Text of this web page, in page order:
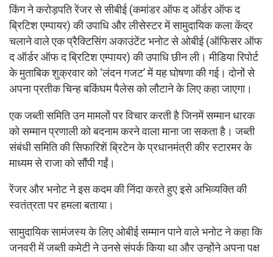
किंग ने करोड़पति रेंजर से सीबीई (कमांडर ऑफ द ऑर्डर ऑफ द
ब्रिटिश एम्पायर) की उपाधि और लीसेस्टर में सामुदायिक कला केंद्र
चलाने वाले एक प्रैक्टिसिंग अकाउंटेंट भनोट से ओबीई (ऑफिसर ऑफ
द ऑर्डर ऑफ द ब्रिटिश एम्पायर) की उपाधि छीन ली। मीडिया रिपोर्ट
के मुताबिक शुक्रवार को ‘लंदन गजट’ में यह घोषणा की गई। दोनों से
अपना प्रतीक चिन्ह बकिंघम पैलेस को लौटाने के लिए कहा जाएगा।
एक जब्ती समिति उन मामलों पर विचार करती है जिनमें सम्मान धारक
को सम्मान प्रणाली को बदनाम करने वाला माना जा सकता है। जब्ती
संबंधी समिति की सिफारिशें ब्रिटेन के प्रधानमंत्री कीर स्टारमर के
माध्यम से राजा को सौंपी गईं।
रेंजर और भनोट ने इस कदम की निंदा करते हुए इसे अभिव्यक्ति की
स्वतंत्रता पर हमला बताया।
सामुदायिक सामंजस्य के लिए ओबीई सम्मान पाने वाले भनोट ने कहा कि
जनवरी में जब्ती कमेटी ने उनसे संपर्क किया था और उन्होंने अपना पक्ष